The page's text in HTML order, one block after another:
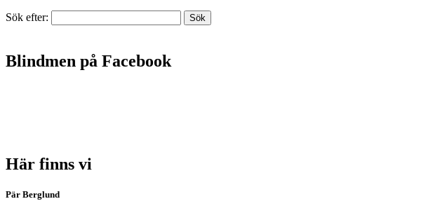
Sök efter:
Blindmen på Facebook
Här finns vi
Pär Berglund